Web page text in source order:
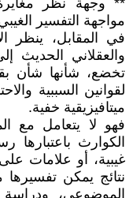
** وجهة نظر
مواجهة التفسير
في المقابل، ينظر
والعقلاني الحديث
تخضع، شأنها شأن
لقوانين السببية
ميتافيزيقية خفية.
فهو لا يتعامل مع
الكوارث
غيبية، أو علامات
نتائج يمكن
الموضوعي،